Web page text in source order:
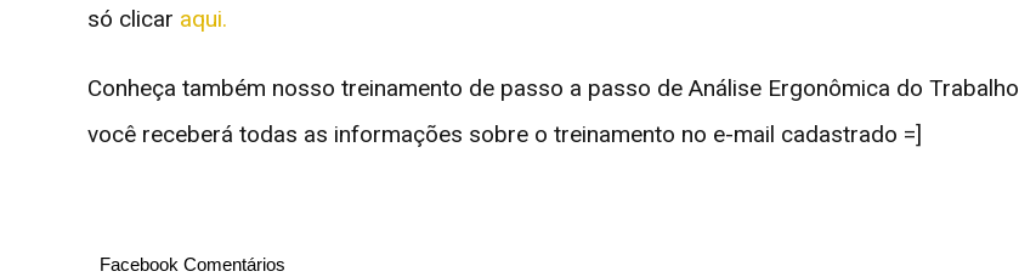
só clicar aqui.
Conheça também nosso treinamento de passo a passo de Análise Ergonômica do Trabalho
você receberá todas as informações sobre o treinamento no e-mail cadastrado =]
Facebook Comentários